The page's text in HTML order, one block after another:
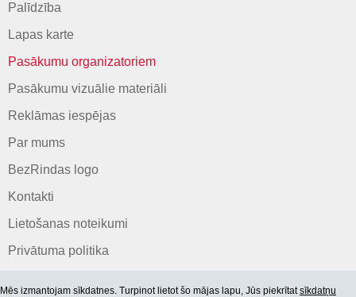
Palīdzība
Lapas karte
Pasākumu organizatoriem
Pasākumu vizuālie materiāli
Reklāmas iespējas
Par mums
BezRindas logo
Kontakti
Lietošanas noteikumi
Privātuma politika
Mēs izmantojam sīkdatnes. Turpinot lietot šo mājas lapu, Jūs piekrītatsīkdatņu